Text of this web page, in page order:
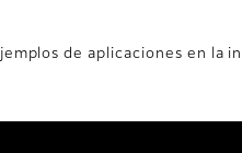
de aplicaciones en la